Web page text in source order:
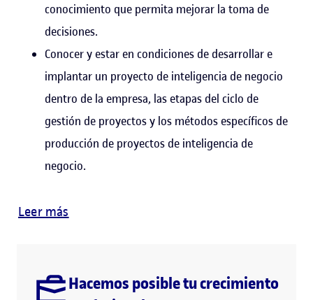
conocimiento que permita mejorar la toma de
decisiones.
Conocer y estar en condiciones de desarrollar e
implantar un proyecto de inteligencia de negocio
dentro de la empresa, las etapas del ciclo de
gestión de proyectos y los métodos específicos de
producción de proyectos de inteligencia de
negocio.
Leer más
Hacemos posible tu crecimiento